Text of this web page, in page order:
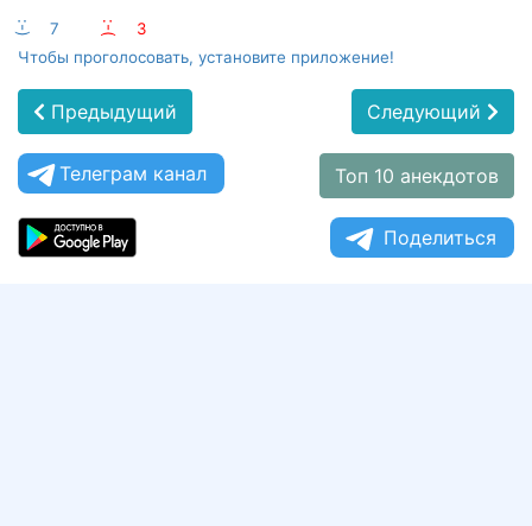
:-) 7 :-(
3
Чтобы проголосовать, установите приложение!
Предыдущий Следующий
Телеграм канал Топ 10 анекдотов
Поделиться